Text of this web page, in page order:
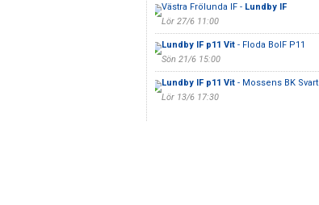
Västra Frölunda IF - Lundby IF
Lör 27/6 11:00
Lundby IF p11 Vit- Floda BoIF P11
Sön 21/6 15:00
Lundby IF p11 Vit- Mossens BK Svart
Lör 13/6 17:30